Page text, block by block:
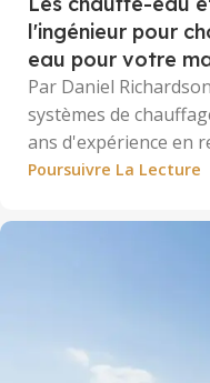
l'ingénieur pour
eau pour votre
Par Daniel
systèmes de
ans d'expérience en
Poursuivre La Lecture